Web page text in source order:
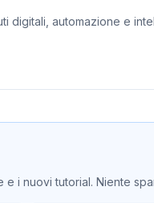
automazione e
i nuovi tutorial. Niente